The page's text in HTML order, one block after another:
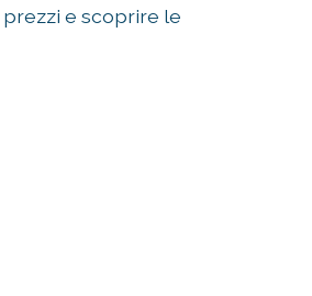
e scoprire le